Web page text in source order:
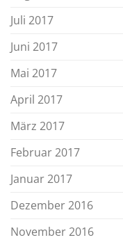
Juli 2017
Juni 2017
Mai 2017
April 2017
März 2017
Februar 2017
Januar 2017
Dezember 2016
November 2016